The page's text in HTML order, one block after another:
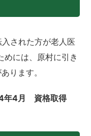
された方が老人医
めには、原村に引き
ります。
4月 資格取得